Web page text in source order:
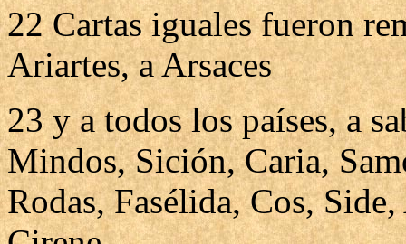
22 Cartas iguales fueron
Ariartes, a Arsaces
23 y a todos los países, a
Mindos, Sición, Caria,
Rodas, Fasélida, Cos,